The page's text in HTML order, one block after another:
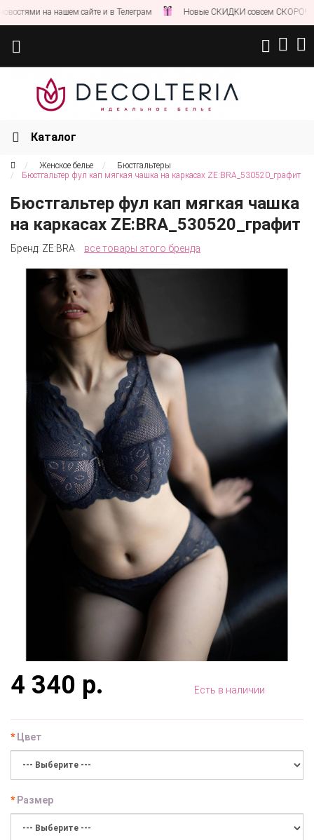
на нашем сайте и в Телеграм Новые СКИДКИ совсем СКОРО!
Каталог
Женское белье
Бюстгальтеры
Бюстгальтер фул кап мягкая чашка на каркасах ZE:BRA_530520_графит
Бюстгальтер фул кап мягкая чашка
на каркасах ZE:BRA_530520_графит
Бренд: ZE:BRA все товары этого бренда
4 340 р. Есть в наличии
Цвет
Размер